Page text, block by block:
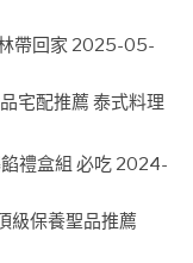
帶回家 2025-05-
宅配推薦 泰式料理
禮盒組 必吃 2024-
級保養聖品推薦